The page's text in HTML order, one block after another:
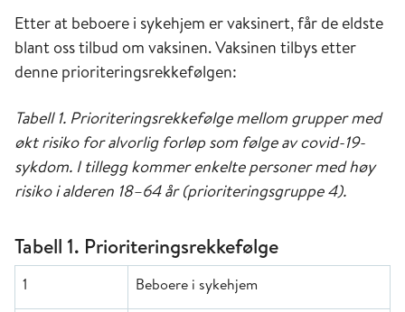
Etter at beboere i sykehjem er vaksinert, får de eldste
blant oss tilbud om vaksinen. Vaksinen tilbys etter
denne prioriteringsrekkefølgen:
Tabell 1. Prioriteringsrekkefølge mellom grupper med
økt risiko for alvorlig forløp som følge av covid-19-
sykdom. I tillegg kommer enkelte personer med høy
risiko i alderen 18–64 år (prioriteringsgruppe 4).
Tabell 1. Prioriteringsrekkefølge
1 Beboere i sykehjem